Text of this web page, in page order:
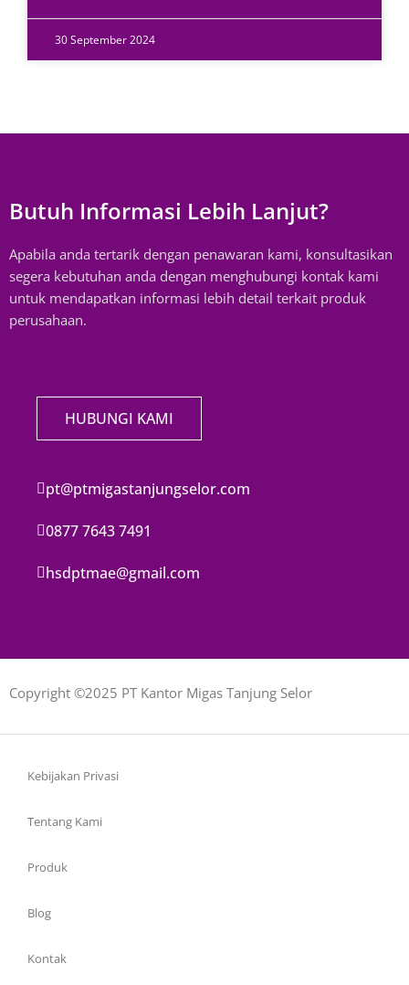
30 September 2024
Butuh Informasi Lebih Lanjut?
Apabila anda tertarik dengan penawaran kami, konsultasikan
segera kebutuhan anda dengan menghubungi kontak kami
untuk mendapatkan informasi lebih detail terkait produk
perusahaan.
HUBUNGI KAMI
pt@ptmigastanjungselor.com
0877 7643 7491
hsdptmae@gmail.com
Copyright ©2025 PT Kantor Migas Tanjung Selor
Kebijakan Privasi
Tentang Kami
Produk
Blog
Kontak